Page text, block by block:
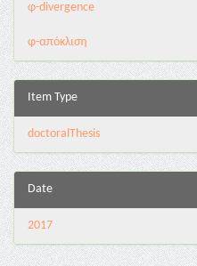
φ-divergence
φ-απόκλιση
Item Type
doctoralThesis
Date
2017